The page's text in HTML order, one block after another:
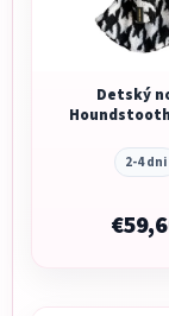
Detský
2-4 dni